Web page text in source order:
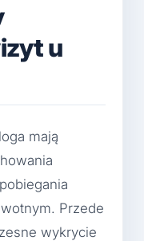
u
mają
Przede
wykrycie